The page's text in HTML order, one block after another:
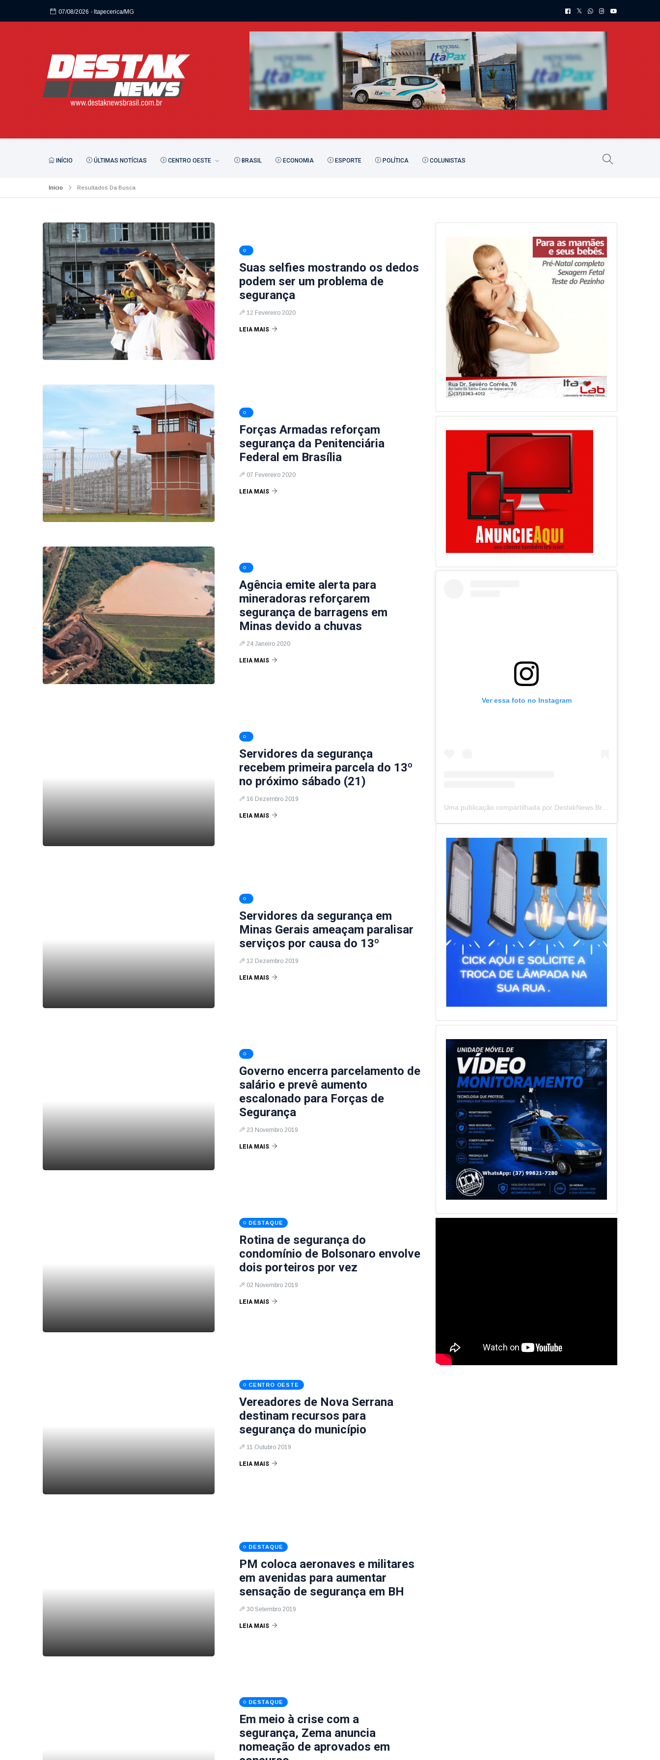
07/08/2026
- Itapecerica/MG
07/08/2026- Itapecerica/MG
INÍCIO ÚLTIMAS NOTÍCIAS CENTRO OESTE BRASIL ECONOMIA ESPORTE POLÍTICA COLUNISTAS
Início Resultados Da Busca
Suas selfies mostrando os dedos
podem ser um problema de
segurança
12 Fevereiro 2020
LEIA MAIS
Forças Armadas reforçam
segurança da Penitenciária
Federal em Brasília
07 Fevereiro 2020
LEIA MAIS
Agência emite alerta para
mineradoras reforçarem
segurança de barragens em
Minas devido a chuvas
24 Janeiro 2020
LEIA MAIS
Servidores da segurança
recebem primeira parcela do 13º
no próximo sábado (21)
16 Dezembro 2019
LEIA MAIS
Servidores da segurança em
Minas Gerais ameaçam paralisar
serviços por causa do 13º
12 Dezembro 2019
LEIA MAIS
Governo encerra parcelamento de
salário e prevê aumento
escalonado para Forças de
Segurança
23 Novembro 2019
LEIA MAIS
DESTAQUE
Rotina de segurança do
condomínio de Bolsonaro envolve
dois porteiros por vez
02 Novembro 2019
LEIA MAIS
CENTRO OESTE
Vereadores de Nova Serrana
destinam recursos para
segurança do município
11 Outubro 2019
LEIA MAIS
DESTAQUE
PM coloca aeronaves e militares
em avenidas para aumentar
sensação de segurança em BH
30 Setembro 2019
LEIA MAIS
DESTAQUE
Em meio à crise com a
segurança, Zema anuncia
nomeação de aprovados em
Ver essa foto no Instagram